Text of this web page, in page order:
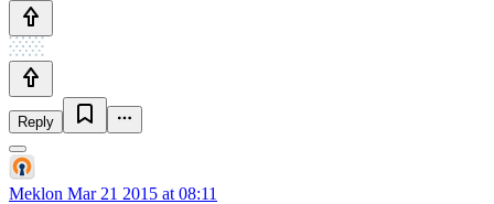
Reply
Meklon Mar 21 2015 at 08:11